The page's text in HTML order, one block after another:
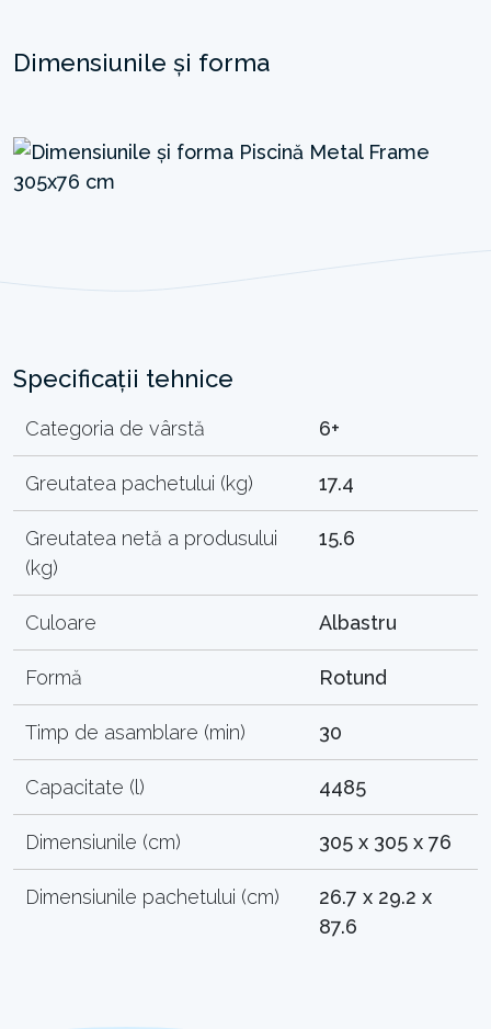
Dimensiunile și forma
Specificații tehnice
Categoria de vârstă 6+
Greutatea pachetului (kg) 17.4
Greutatea netă a produsului
(kg)
15.6
Culoare Albastru
Formă Rotund
Timp de asamblare (min) 30
Capacitate (l) 4485
Dimensiunile (cm) 305 x 305 x 76
Dimensiunile pachetului (cm)
26.7 x 29.2 x
87.6